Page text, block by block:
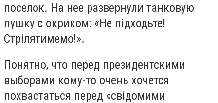
поселок. На нее развернули танковую
пушку с окриком: «Не підходьте!
Стрілятимемо!».
Понятно, что перед президентскими
выборами кому-то очень хочется
похвастаться перед «cвідомими